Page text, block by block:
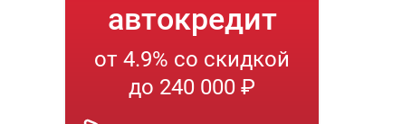
автокредит
от 4.9% со скидкой
до 240 000 ₽